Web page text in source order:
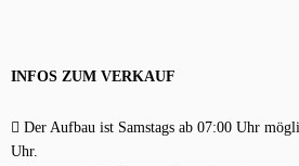
INFOS ZUM VERKAUF
Der Aufbau ist Samstags ab 07:00 Uhr
Uhr.